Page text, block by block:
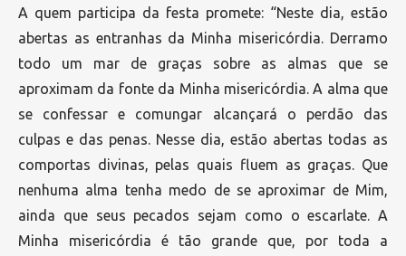
A quem participa da festa promete: “Neste dia, estão
abertas as entranhas da Minha misericórdia. Derramo
todo um mar de graças sobre as almas que se
aproximam da fonte da Minha misericórdia. A alma que
se confessar e comungar alcançará o perdão das
culpas e das penas. Nesse dia, estão abertas todas as
comportas divinas, pelas quais fluem as graças. Que
nenhuma alma tenha medo de se aproximar de Mim,
ainda que seus pecados sejam como o escarlate. A
Minha misericórdia é tão grande que, por toda a